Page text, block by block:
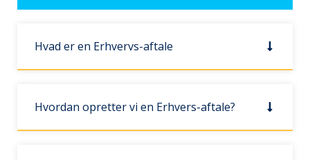
Hvad er en Erhvervs-aftale
Hvordan opretter vi en Erhvers-aftale?